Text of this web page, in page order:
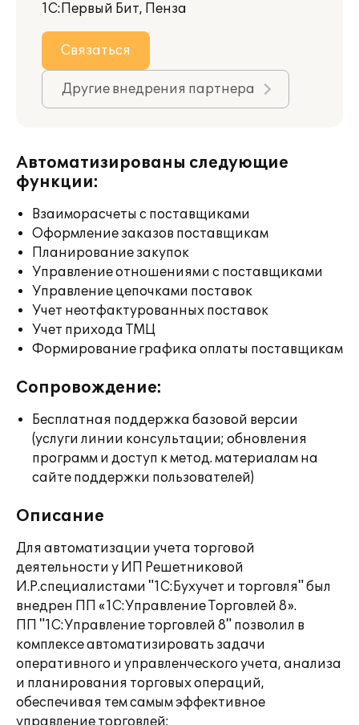
1С:Первый Бит, Пенза
Связаться
Другие внедрения партнера
Автоматизированы следующие
функции:
Взаиморасчеты с поставщиками
Оформление заказов поставщикам
Планирование закупок
Управление отношениями с поставщиками
Управление цепочками поставок
Учет неотфактурованных поставок
Учет прихода ТМЦ
Формирование графика оплаты поставщикам
Сопровождение:
Бесплатная поддержка базовой версии
(услуги линии консультации; обновления
программ и доступ к метод. материалам на
сайте поддержки пользователей)
Описание
Для автоматизации учета торговой
деятельности у ИП Решетниковой
И.Р.специалистами "1С:Бухучет и торговля" был
внедрен ПП «1С:Управление Торговлей 8».
ПП "1С:Управление торговлей 8" позволил в
комплексе автоматизировать задачи
оперативного и управленческого учета, анализа
и планирования торговых операций,
обеспечивая тем самым эффективное
управление торговлей: